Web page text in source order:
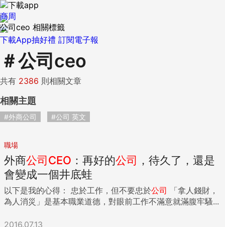
下載App抽好禮 訂閱電子報
商周
公司ceo 相關標籤
＃公司ceo
共有 2386 則相關文章
相關主題
#外商公司 #公司 英文
職場
外商公司CEO ：再好的公司 ，待久了，還是
會變成一個井底蛙
以下是我的心得： 忠於工作，但不要忠於公司
為人消災」是基本職業道德，對眼前工作不滿意就滿腹牢騷...
2016.07.13